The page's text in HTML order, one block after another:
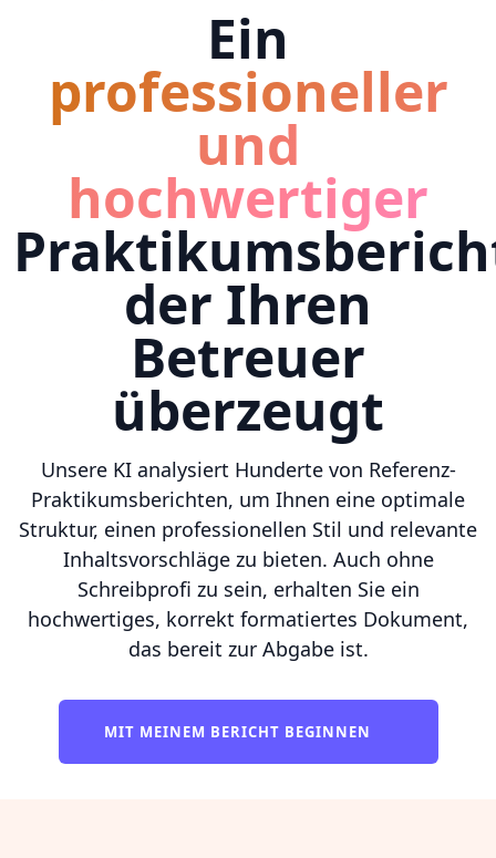
Ein
professioneller
und
hochwertiger
der Ihren
Betreuer
überzeugt
Unsere KI analysiert Hunderte von Referenz-
Praktikumsberichten, um Ihnen eine optimale
Struktur, einen professionellen Stil und relevante
Inhaltsvorschläge zu bieten. Auch ohne
Schreibprofi zu sein, erhalten Sie ein
hochwertiges, korrekt formatiertes Dokument,
das bereit zur Abgabe ist.
MIT MEINEM BERICHT BEGINNEN